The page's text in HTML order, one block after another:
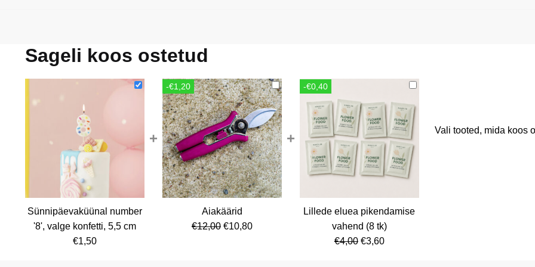
Sageli koos ostetud
Sünnipäevaküünal number
'8', valge konfetti, 5,5 cm
€1,50
+
-€1,20
Aiakäärid
€12,00 Algne
€10,80Current
+
-€0,40
Lillede eluea pikendamise
vahend (8 tk)
€4,00 Algne
€3,60Current
Vali tooted, mida koos